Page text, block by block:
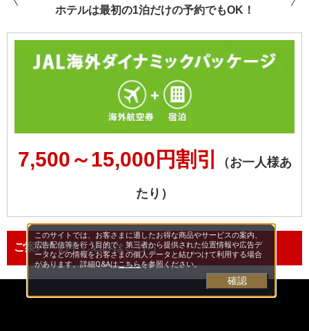
ホテルは最初の1泊だけの予約でもOK！
7,500～15,000円割引 （お一人様あ
たり）
ご案内・お申し込みはこちら
このサイトでは、お客さまに適したお得な商品やサービスの案内、
広告配信等を行う目的で、第三者から提供された位置情報や広告デ
ータなどの情報をお客さまの個人データと結びつけて利用する場合
があります。詳細Q&Aはこちらを参照ください。
確認